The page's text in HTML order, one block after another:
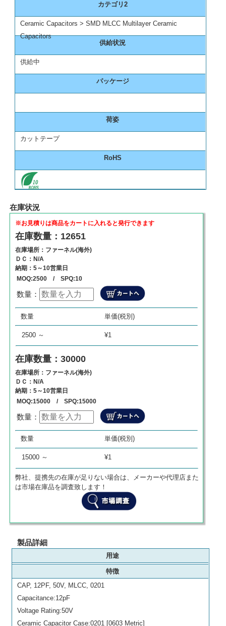
カテゴリ2
Ceramic Capacitors > SMD MLCC Multilayer Ceramic
Capacitors
供給状況
供給中
パッケージ
荷姿
カットテープ
RoHS
在庫状況
※お見積りは商品をカートに入れると発行できます
在庫数量：12651
在庫場所：ファーネル(海外)
ＤＣ：N/A
納期：5～10営業日
MOQ:2500 / SPQ:10
数量：
数量 単価 商品代金
0
数量 単価(税別)
2500 ～ ¥1
在庫数量：30000
在庫場所：ファーネル(海外)
ＤＣ：N/A
納期：5～10営業日
MOQ:15000 / SPQ:15000
数量：
数量 単価 商品代金
0
数量 単価(税別)
15000 ～ ¥1
弊社、提携先の在庫が足りない場合は、メーカーや代理店また
は市場在庫品を調査致します！
製品詳細
用途
特徴
CAP, 12PF, 50V, MLCC, 0201
Capacitance:12pF
Voltage Rating:50V
Ceramic Capacitor Case:0201 [0603 Metric]